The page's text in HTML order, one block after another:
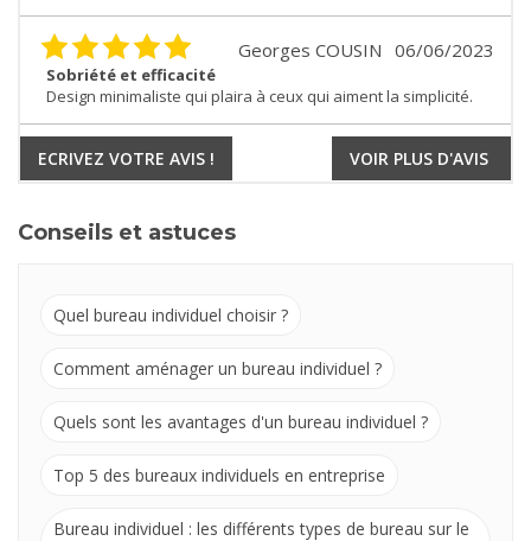
06/06/2023
Georges COUSIN
Sobriété et efficacité
Design minimaliste qui plaira à ceux qui aiment la simplicité.
ECRIVEZ VOTRE AVIS ! VOIR PLUS D'AVIS
Conseils et astuces
Quel bureau individuel choisir ?
Comment aménager un bureau individuel ?
Quels sont les avantages d'un bureau individuel ?
Top 5 des bureaux individuels en entreprise
Bureau individuel : les différents types de bureau sur le